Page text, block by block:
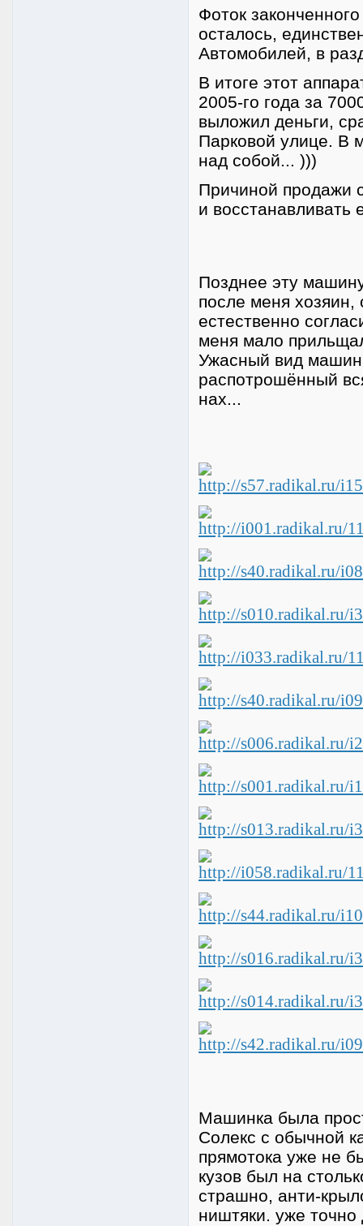
Фоток
осталось,
Автомобилей, в
В итоге этот
2005-го года за
выложил деньги,
Парковой улице. В
над собой... )))
Причиной продажи
и восстанавливать
Позднее эту
после меня хозяин,
естественно
меня мало
Ужасный вид
распотрошённый
нах...
Машинка была
Солекс с обычной
прямотока уже не
кузов был на
страшно, анти-
ништяки. уже точно